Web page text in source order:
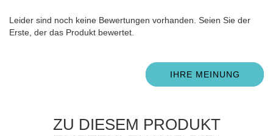
Leider sind noch keine Bewertungen vorhanden. Seien Sie der
Erste, der das Produkt bewertet.
IHRE MEINUNG
ZU DIESEM PRODUKT